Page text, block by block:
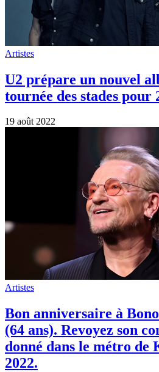
Artistes
U2 prépare un nouvel
tournée des stades pour
19 août 2022
Artistes
Bon anniversaire à
(64 ans). Revoyez son
donné dans le métro de
2022.